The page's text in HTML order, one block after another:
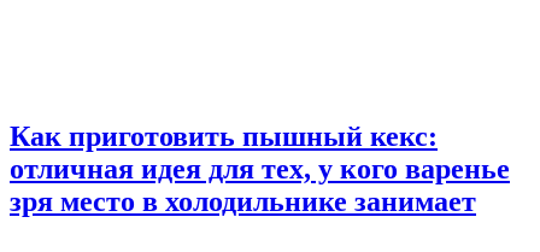
Как приготовить пышный кекс:
отличная идея для тех, у кого варенье
зря место в холодильнике занимает